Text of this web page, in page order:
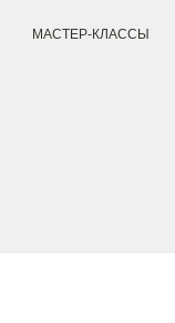
МАСТЕР-КЛАССЫ